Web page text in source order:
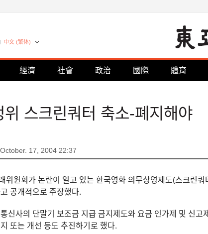
中文 (繁体)
經濟 社會 政治 國際 體育
위 스크린쿼터 축소-폐지해야
17, 2004 22:37
위원회가 논란이 일고 있는 한국영화 의무상영제도(스크린쿼
공개적으로 주장했다.
신사의 단말기 보조금 지급 금지제도와 요금 인가제 및 신고
또는 개선 등도 추진하기로 했다.